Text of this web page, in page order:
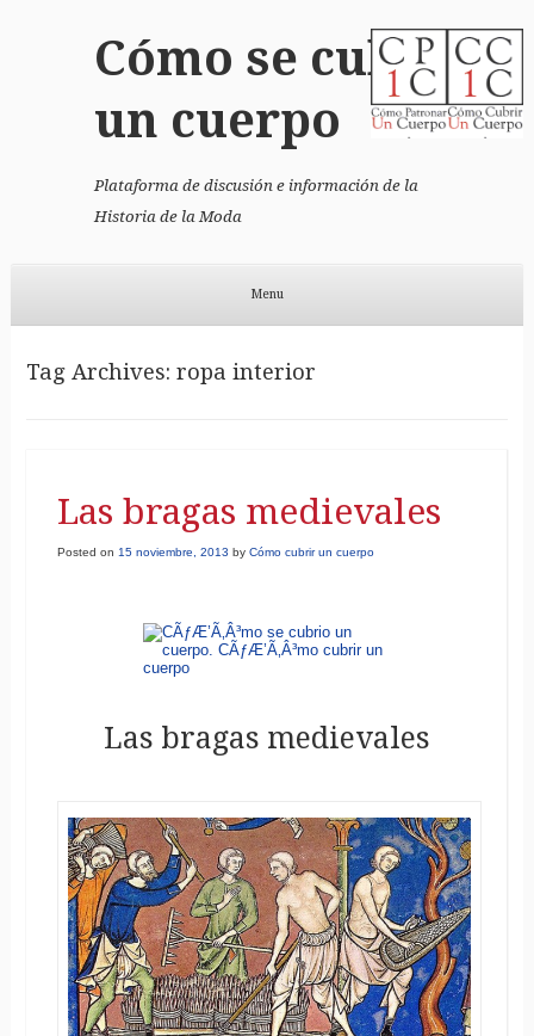
Cómo se cubrió
un cuerpo
Plataforma de discusión e información de la
Historia de la Moda
Menu
Tag Archives: ropa interior
Las bragas medievales
Posted on 15 noviembre, 2013 by Cómo cubrir un cuerpo
Las bragas medievales